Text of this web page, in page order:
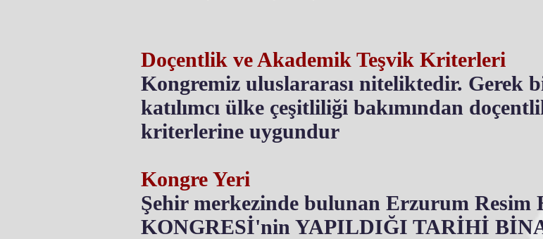
Doçentlik ve Akademik Teşvik Kriterleri
Kongremiz uluslararası niteliktedir. Gerek
katılımcı ülke çeşitliliği bakımından
kriterlerine uygundur
Kongre Yeri
Şehir merkezinde bulunan Erzurum
KONGRESİ'nin YAPILDIĞI TARİHİ